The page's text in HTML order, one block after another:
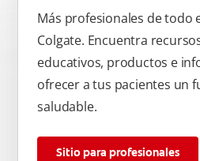
Más profesionales de todo
Colgate. Encuentra
educativos, productos e
ofrecer a tus pacientes un
saludable.
Sitio para profesionales